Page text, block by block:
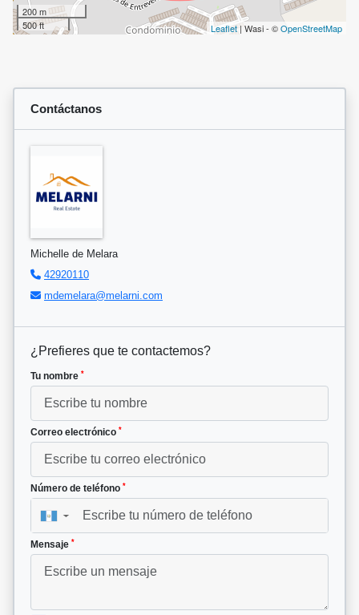
200 m
500 ft
Leaflet | Wasi - ©OpenStreetMap
Contáctanos
Michelle de Melara
42920110
mdemelara@melarni.com
¿Prefieres que te contactemos?
Tu nombre *
Correo electrónico *
Número de teléfono *
▼
Mensaje *